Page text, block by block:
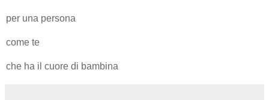
per una persona
come te
che ha il cuore di bambina